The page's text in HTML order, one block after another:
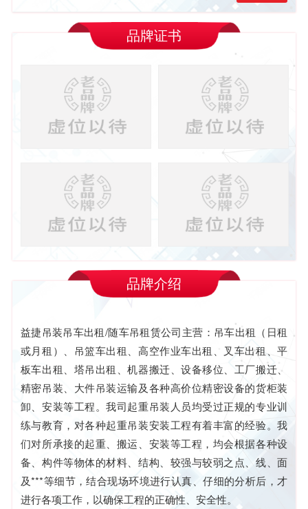
品牌证书
品牌介绍
益捷吊装吊车出租/随车吊租赁公司主营：吊车出租（日租
或月租）、吊篮车出租、高空作业车出租、叉车出租、平
板车出租、塔吊出租、机器搬迁、设备移位、工厂搬迁、
精密吊装、大件吊装运输及各种高价位精密设备的货柜装
卸、安装等工程。我司起重吊装人员均受过正规的专业训
练与教育，对各种起重吊装安装工程有着丰富的经验。我
们对所承接的起重、搬运、安装等工程，均会根据各种设
备、构件等物体的材料、结构、较强与较弱之点、线、面
及***等细节，结合现场环境进行认真、仔细的分析后，才
进行各项工作，以确保工程的正确性、安全性。